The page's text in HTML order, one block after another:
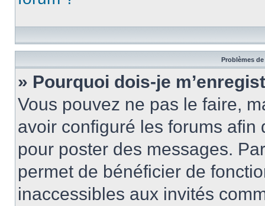
Problèmes
» Pourquoi dois-je
Vous pouvez ne pas le faire,
avoir configuré les forums afin
pour poster des messages.
permet de bénéficier de
inaccessibles aux invités